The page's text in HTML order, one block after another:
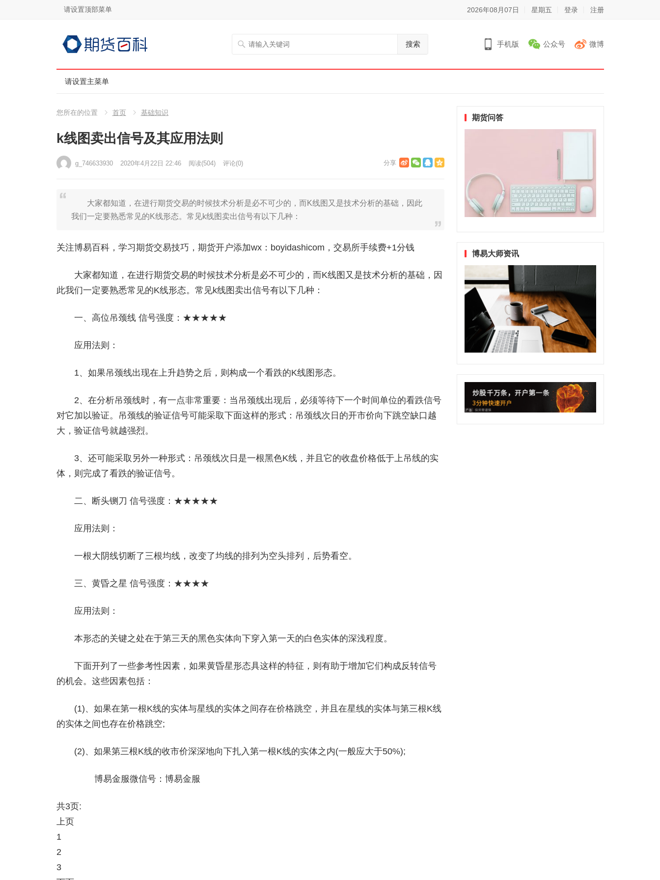
请设置顶部菜单 2026年08月07日 星期五 登录 注册
搜索 手机版 公众号 微博
请设置主菜单
您所在的位置 首页 基础知识
k线图卖出信号及其应用法则
g_746633930 2020年4月22日 22:46 阅读(504) 评论(0)
大家都知道，在进行期货交易的时候技术分析是必不可少的，而K线图又是技术分析的基础，因此
我们一定要熟悉常见的K线形态。常见k线图卖出信号有以下几种：
关注博易百科，学习期货交易技巧，期货开户添加wx：boyidashicom，交易所手续费+1分钱
大家都知道，在进行期货交易的时候技术分析是必不可少的，而K线图又是技术分析的基础，因
此我们一定要熟悉常见的K线形态。常见k线图卖出信号有以下几种：
一、高位吊颈线 信号强度：★★★★★
应用法则：
1、如果吊颈线出现在上升趋势之后，则构成一个看跌的K线图形态。
2、在分析吊颈线时，有一点非常重要：当吊颈线出现后，必须等待下一个时间单位的看跌信号
对它加以验证。吊颈线的验证信号可能采取下面这样的形式：吊颈线次日的开市价向下跳空缺口越
大，验证信号就越强烈。
3、还可能采取另外一种形式：吊颈线次日是一根黑色K线，并且它的收盘价格低于上吊线的实
体，则完成了看跌的验证信号。
二、断头铡刀 信号强度：★★★★★
应用法则：
一根大阴线切断了三根均线，改变了均线的排列为空头排列，后势看空。
三、黄昏之星 信号强度：★★★★
应用法则：
本形态的关键之处在于第三天的黑色实体向下穿入第一天的白色实体的深浅程度。
下面开列了一些参考性因素，如果黄昏星形态具这样的特征，则有助于增加它们构成反转信号
的机会。这些因素包括：
(1)、如果在第一根K线的实体与星线的实体之间存在价格跳空，并且在星线的实体与第三根K线
的实体之间也存在价格跳空;
(2)、如果第三根K线的收市价深深地向下扎入第一根K线的实体之内(一般应大于50%);
博易金服微信号：博易金服
共3页:
上页
1
2
3
期货问答
博易大师资讯